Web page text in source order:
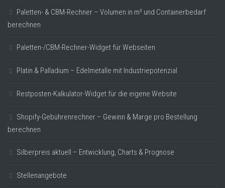
Paletten- & CBM-Rechner – Volumen in m³ und Containerbedarf
berechnen
Paletten-/CBM-Rechner-Widget für Webseiten
Platin & Palladium – Edelmetalle mit Industriepotenzial
Restposten-Kalkulator-Widget für die eigene Website
Shopify-Gebührenrechner – Gewinn & Marge pro Bestellung
berechnen
Silberpreis aktuell – Entwicklung, Charts & Prognose
Stellenangebote